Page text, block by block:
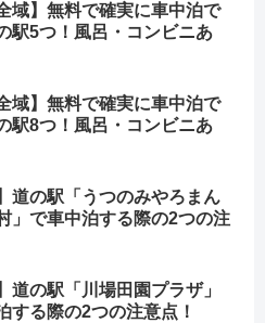
域】無料で確実に車中泊で
駅5つ！風呂・コンビニあ
域】無料で確実に車中泊で
駅8つ！風呂・コンビニあ
道の駅「うつのみやろまん
」で車中泊する際の2つの注
道の駅「川場田園プラザ」
する際の2つの注意点！